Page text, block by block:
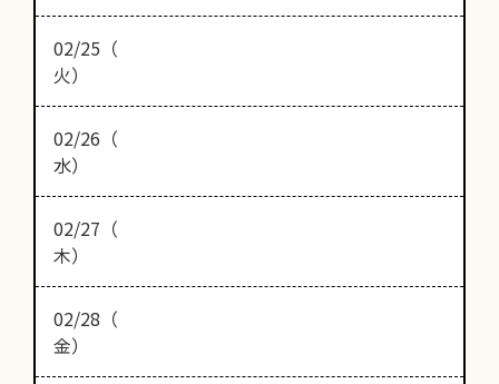
02/25（
火）
02/26（
水）
02/27（
木）
02/28（
金）